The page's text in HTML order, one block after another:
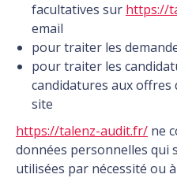
facultatives sur https://
email
pour traiter les
pour traiter les
candidatures aux offres
site
https://talenz-audit.fr/ ne
données personnelles qui
utilisées par nécessité ou